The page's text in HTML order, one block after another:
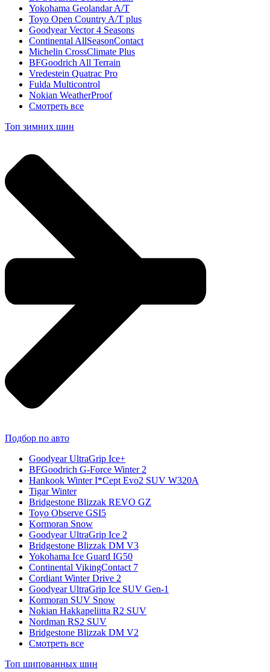
Yokohama Geolandar A/T
Toyo Open Country A/T plus
Goodyear Vector 4 Seasons
Continental AllSeasonContact
Michelin CrossClimate Plus
BFGoodrich All Terrain
Vredestein Quatrac Pro
Fulda Multicontrol
Nokian WeatherProof
Смотреть все
Топ зимних шин
Подбор по авто
Goodyear UltraGrip Ice+
BFGoodrich G-Force Winter 2
Hankook Winter I*Cept Evo2 SUV W320A
Tigar Winter
Bridgestone Blizzak REVO GZ
Toyo Observe GSI5
Kormoran Snow
Goodyear UltraGrip Ice 2
Bridgestone Blizzak DM V3
Yokohama Ice Guard IG50
Continental VikingContact 7
Cordiant Winter Drive 2
Goodyear UltraGrip Ice SUV Gen-1
Kormoran SUV Snow
Nokian Hakkapeliitta R2 SUV
Nordman RS2 SUV
Bridgestone Blizzak DM V2
Смотреть все
Топ шипованных шин